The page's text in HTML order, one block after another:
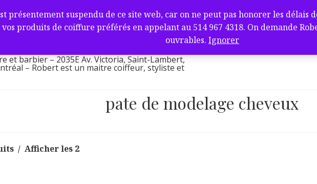
présentement suspendu de ce site web, car on ne peut pas honorer les
produits de coiffure préférés en appelant au 514 967 4318. On demande
ouvrables. Ignorer
de coiffure et barbier
Saint-Lambert, QC J4V
et barbier – 2035E Av. Victoria, Saint-Lambert,
– Robert est un maitre coiffeur, styliste et
pate de modelage cheveux
Afficher les 2